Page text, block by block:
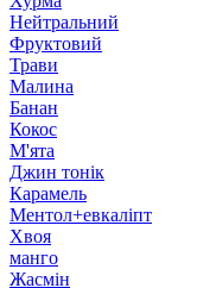
Нейтральний
Фруктовий
Трави
Малина
Банан
Кокос
М'ята
Джин тонік
Карамель
Ментол+евкаліпт
Хвоя
манго
Жасмін